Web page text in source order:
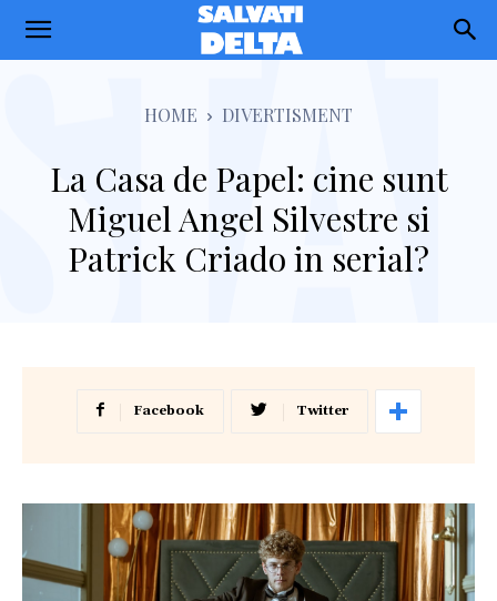
Salvati
HOME DIVERTISMENT
La Casa de Papel: cine sunt
Miguel Angel Silvestre si
Patrick Criado in serial?
Facebook Twitter